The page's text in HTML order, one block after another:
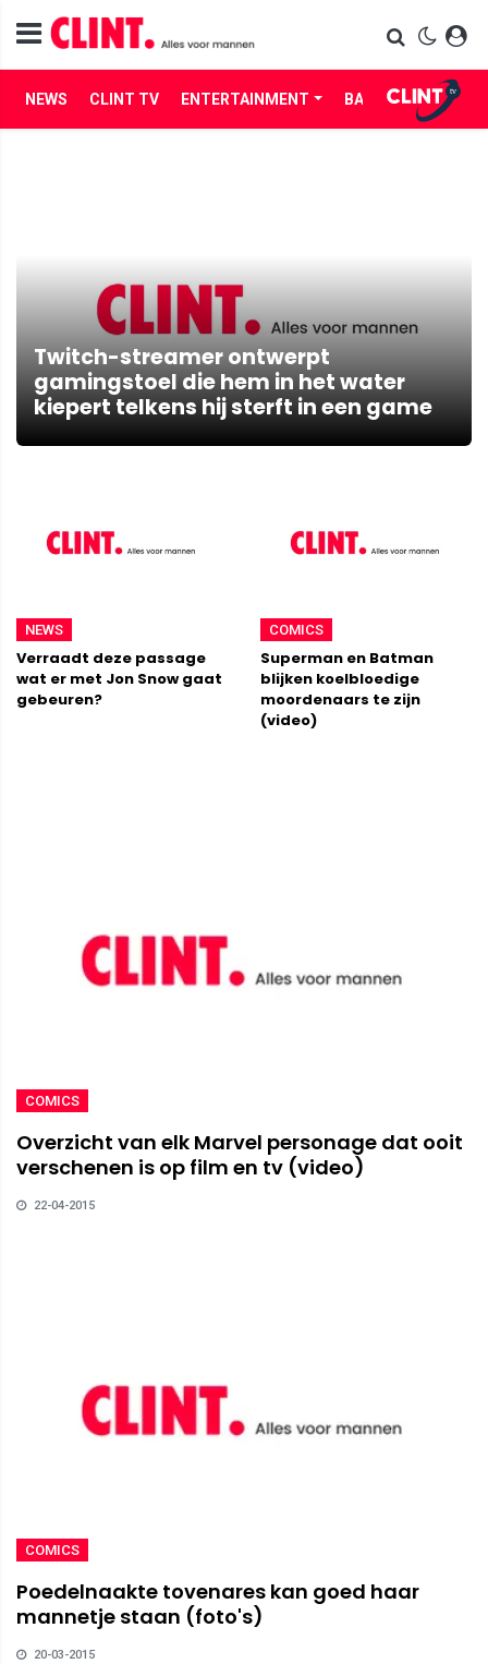
NEWS CLINT TV ENTERTAINMENT BABES LIFE
Twitch-streamer ontwerpt
gamingstoel die hem in het water
kiepert telkens hij sterft in een game
NEWS
Verraadt deze passage
wat er met Jon Snow gaat
gebeuren?
COMICS
Superman en Batman
blijken koelbloedige
moordenaars te zijn
(video)
COMICS
Overzicht van elk Marvel personage dat ooit
verschenen is op film en tv (video)
22-04-2015
COMICS
Poedelnaakte tovenares kan goed haar
mannetje staan (foto's)
20-03-2015